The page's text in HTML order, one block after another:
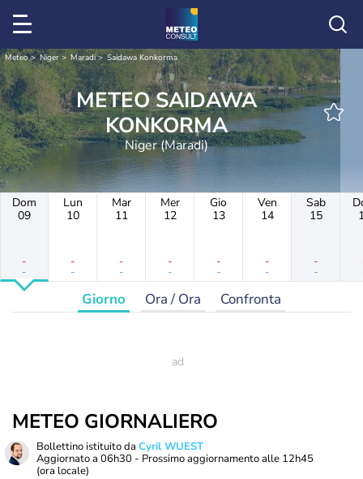
Meteo Niger Maradi Saidawa Konkorma
METEO SAIDAWA
KONKORMA
Niger (Maradi)
Dom
09
-
-
Lun
10
-
-
Mar
11
-
-
Mer
12
-
-
Gio
13
-
-
Ven
14
-
-
Sab
15
-
-
Giorno Ora / Ora Confronta
METEO GIORNALIERO
Bollettino istituito da Cyril WUEST
Aggiornato a 06h30 - Prossimo aggiornamento alle 12h45
(ora locale)